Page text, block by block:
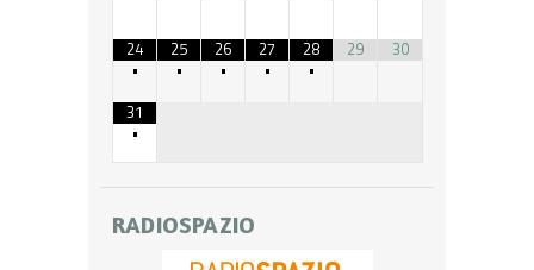
24
•
25
•
26
•
27
•
28
•
29 30
31
•
RADIOSPAZIO